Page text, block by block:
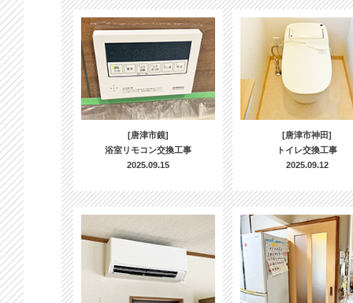
[唐津市鏡]
浴室リモコン交換工事
2025.09.15
[唐津市神田]
トイレ交換工事
2025.09.12